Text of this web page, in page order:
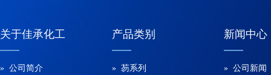
关于佳承化工
» 公司简介
产品类别
» 芴系列
新闻中心
» 公司新闻